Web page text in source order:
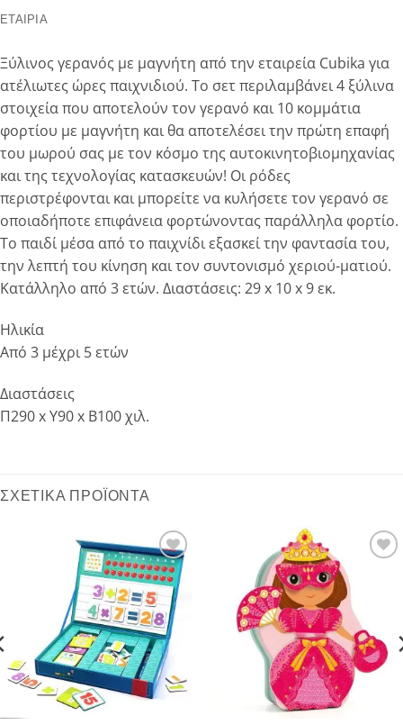
ΕΤΑΙΡΊΑ
Ξύλινος γερανός με μαγνήτη από την εταιρεία Cubika για
ατέλιωτες ώρες παιχνιδιού. Το σετ περιλαμβάνει 4 ξύλινα
στοιχεία που αποτελούν τον γερανό και 10 κομμάτια
φορτίου με μαγνήτη και θα αποτελέσει την πρώτη επαφή
του μωρού σας με τον κόσμο της αυτοκινητοβιομηχανίας
και της τεχνολογίας κατασκευών! Οι ρόδες
περιστρέφονται και μπορείτε να κυλήσετε τον γερανό σε
οποιαδήποτε επιφάνεια φορτώνοντας παράλληλα φορτίο.
Το παιδί μέσα από το παιχνίδι εξασκεί την φαντασία του,
την λεπτή του κίνηση και τον συντονισμό χεριού-ματιού.
Κατάλληλο από 3 ετών. Διαστάσεις: 29 x 10 x 9 εκ.
Ηλικία
Από 3 μέχρι 5 ετών
Διαστάσεις
Π290 x Y90 x Β100 χιλ.
ΣΧΕΤΙΚΆ ΠΡΟΪΌΝΤΑ
Add to
wishlist